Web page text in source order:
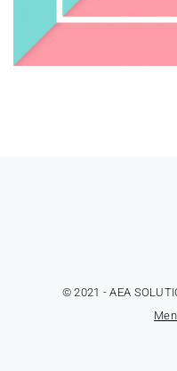
© 2021 - AEA